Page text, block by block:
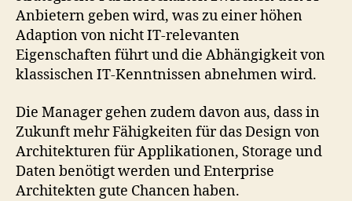
Anbietern geben wird, was zu einer höhen
Adaption von nicht IT-relevanten
Eigenschaften führt und die Abhängigkeit von
klassischen IT-Kenntnissen abnehmen wird.
Die Manager gehen zudem davon aus, dass in
Zukunft mehr Fähigkeiten für das Design von
Architekturen für Applikationen, Storage und
Daten benötigt werden und Enterprise
Architekten gute Chancen haben.